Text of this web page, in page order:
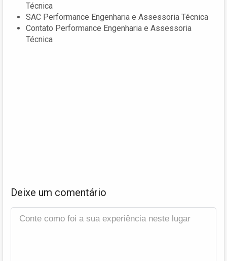
Técnica
SAC Performance Engenharia e Assessoria Técnica
Contato Performance Engenharia e Assessoria
Técnica
Deixe um comentário